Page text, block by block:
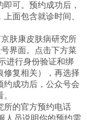
可。预约成功后，
面包含就诊时间、
肤康皮肤病研究所
界面。点击下方菜
进行身份验证和绑
修复相关），再选择
约成功后，公众号会
所的官方预约电话